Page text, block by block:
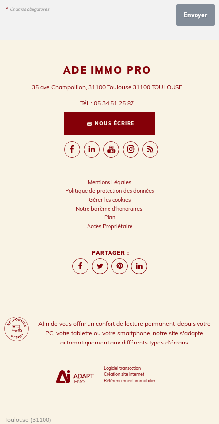
* Champs obligatoires
ADE IMMO PRO
35 ave Champollion, 31100 Toulouse 31100TOULOUSE
Tél. : 05 34 51 25 87
NOUS ÉCRIRE
Mentions Légales
Politique de protection des données
Gérer les cookies
Notre barème d'honoraires
Plan
Accès Propriétaire
PARTAGER :
Afin de vous offrir un confort de lecture permanent, depuis votre
PC, votre tablette ou votre smartphone, notre site s'adapte
automatiquement aux différents types d'écrans
Logiciel transaction
Création site internet
Référencement immobilier
Toulouse (31100)